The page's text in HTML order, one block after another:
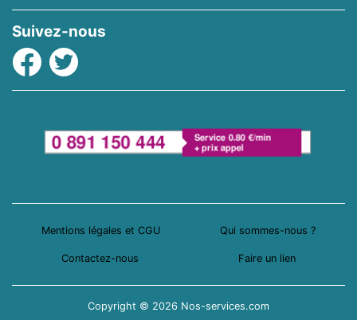
Suivez-nous
Facebook
Twitter
Mentions légales et CGU Qui sommes-nous ?
Contactez-nous Faire un lien
Copyright © 2026 Nos-services.com